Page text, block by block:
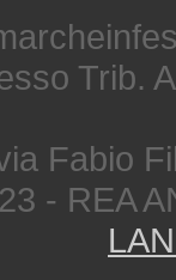
Trib.
Fabio
- REA